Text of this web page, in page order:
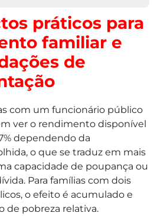
práticos para
familiar e
de
com um funcionário público
ver o rendimento disponível
dependendo da
o que se traduz em mais
capacidade de poupança ou
Para famílias com dois
o efeito é acumulado e
de pobreza relativa.